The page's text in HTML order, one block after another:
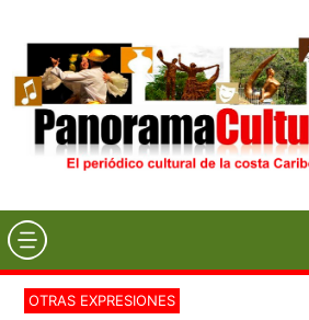
OTRAS EXPRESIONES